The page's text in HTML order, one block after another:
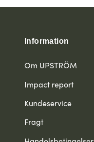
Information
Om UPSTRÖM
Impact report
Kundeservice
Fragt